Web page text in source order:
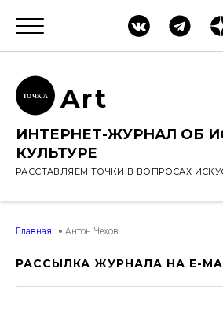
ТОЧК А Art
ИНТЕРНЕТ-ЖУРНАЛ ОБ
КУЛЬТУРЕ
РАССТАВЛЯЕМ ТОЧКИ В ВОПРОСАХ
Главная Антон Чехов
РАССЫЛКА ЖУРНАЛА НА E-